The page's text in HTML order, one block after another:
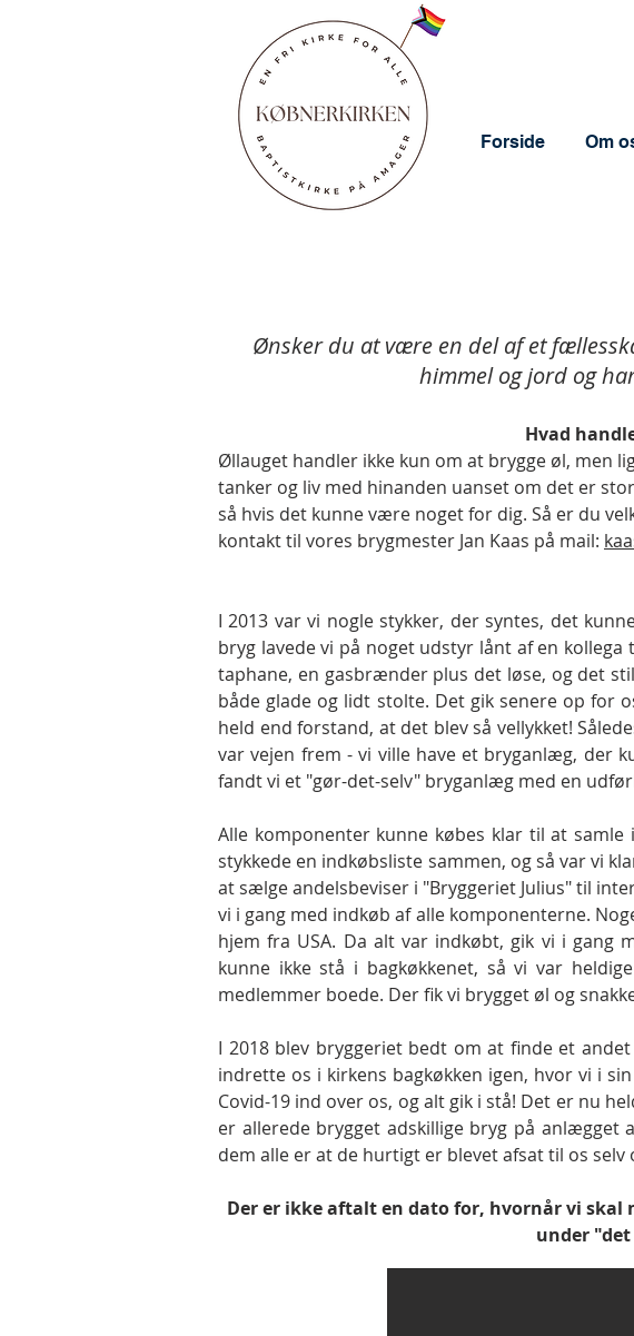
Forside Om
Ønsker du at være en del af et
himmel og jord og
Hvad
Øllauget handler ikke kun om at brygge øl, men
tanker og liv med hinanden uanset om det er
så hvis det kunne være noget for dig. Så er du
kontakt til vores brygmester Jan Kaas på mail:
I 2013 var vi nogle stykker, der syntes, det
bryg lavede vi på noget udstyr lånt af en
taphane, en gasbrænder plus det løse, og det
både glade og lidt stolte. Det gik senere op for
held end forstand, at det blev så vellykket!
var vejen frem - vi ville have et bryganlæg, der
fandt vi et "gør-det-selv" bryganlæg med en
Alle komponenter kunne købes klar til at
stykkede en indkøbsliste sammen, og så var vi
at sælge andelsbeviser i "Bryggeriet Julius" til
vi i gang med indkøb af alle komponenterne.
hjem fra USA. Da alt var indkøbt, gik vi i gang
kunne ikke stå i bagkøkkenet, så vi var
medlemmer boede. Der fik vi brygget øl og
I 2018 blev bryggeriet bedt om at finde et
indrette os i kirkens bagkøkken igen, hvor vi i
Covid-19 ind over os, og alt gik i stå! Det er nu
er allerede brygget adskillige bryg på anlægget
dem alle er at de hurtigt er blevet afsat til os
Der er ikke aftalt en dato for, hvornår vi skal
under